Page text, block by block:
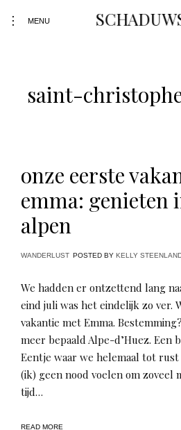
toggleMENU
saint-
onze eerste
emma: genieten
alpen
WANDERLUST POSTED BY KELLY
We hadden er ontzettend lang
eind juli was het eindelijk zo ver.
vakantie met Emma.
meer bepaald Alpe-d’Huez. Een
Eentje waar we helemaal tot
(ik) geen nood voelen om zoveel
tijd…
READ MORE